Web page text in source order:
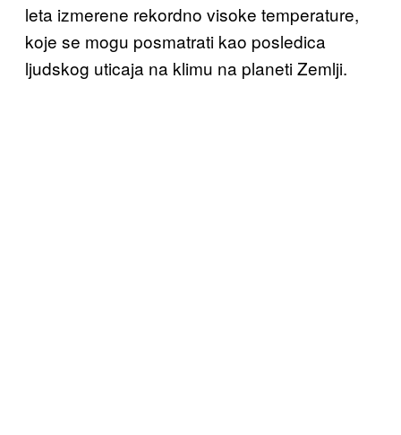
leta izmerene rekordno visoke temperature,
koje se mogu posmatrati kao posledica
ljudskog uticaja na klimu na planeti Zemlji.